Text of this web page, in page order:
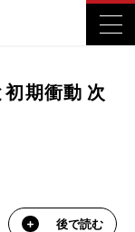
初期衝動 次
後で読む